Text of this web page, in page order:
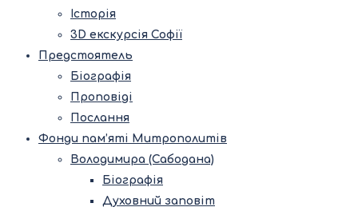
Історія
3D екскурсія Софії
Предстоятель
Біографія
Проповіді
Послання
Фонди пам’яті Митрополитів
Володимира (Сабодана)
Біографія
Духовний заповіт